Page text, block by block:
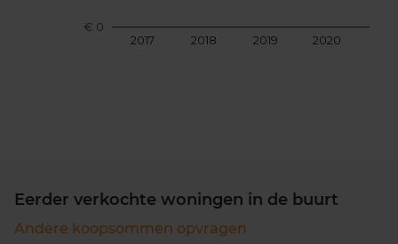
2017 2018 2019 2020
€ 0
Eerder verkochte woningen in de buurt
Andere koopsommen opvragen